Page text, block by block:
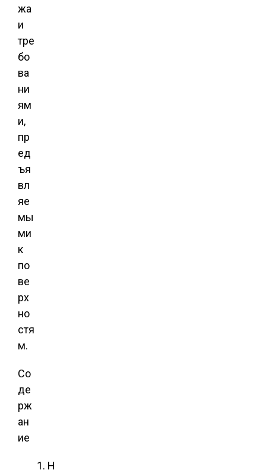
жа
и
тре
бо
ва
ни
ям
и,
пр
ед
ъя
вл
яе
мы
ми
к
по
ве
рх
но
стя
м.
Со
де
рж
ан
ие
Н